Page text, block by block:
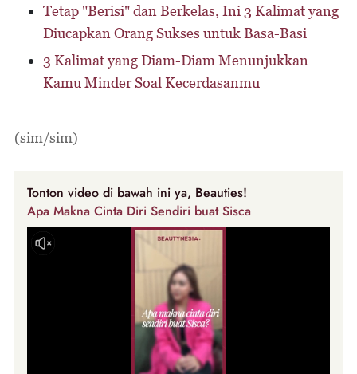
Tetap "Berisi" dan Berkelas, Ini 3 Kalimat yang
Diucapkan Orang Sukses untuk Basa-Basi
3 Kalimat yang Diam-Diam Menunjukkan
Kamu Minder Soal Kecerdasanmu
(sim/sim)
Tonton video di bawah ini ya, Beauties!
Apa Makna Cinta Diri Sendiri buat Sisca